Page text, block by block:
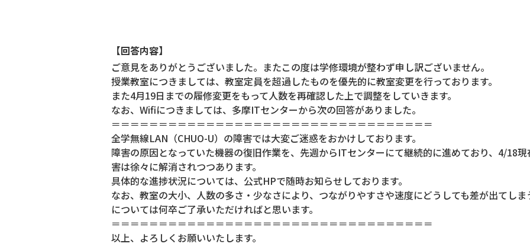
【回答内容】
ご意見をありがとうございました。またこの度は学修環境が整わず申し訳ございません。
授業教室につきましては、教室定員を超過したものを優先的に教室変更を行っております。
また4月19日までの履修変更をもって人数を再確認した上で調整をしていきます。
なお、Wifiにつきましては、多摩ITセンターから次の回答がありました。
＝＝＝＝＝＝＝＝＝＝＝＝＝＝＝＝＝＝＝＝＝＝＝＝＝＝＝＝＝＝＝＝＝＝
全学無線LAN（CHUO-U）の障害では大変ご迷惑をおかけしております。
障害の原因となっていた機器の復旧作業を、先週からITセンターにて継続的に進めており、4/18
害は徐々に解消されつつあります。
具体的な進捗状況については、公式HPで随時お知らせしております。
なお、教室の大小、人数の多さ・少なさにより、つながりやすさや速度にどうしても差が出てし
については何卒ご了承いただければと思います。
＝＝＝＝＝＝＝＝＝＝＝＝＝＝＝＝＝＝＝＝＝＝＝＝＝＝＝＝＝＝＝＝＝＝
以上、よろしくお願いいたします。